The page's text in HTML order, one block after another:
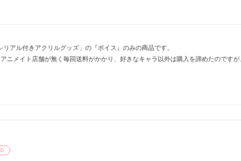
アル付きアクリルグッズ」の『ボイス』のみの商品です。
ニメイト店舗が無く毎回送料がかかり、好きなキャラ以外は購入を諦めたのです